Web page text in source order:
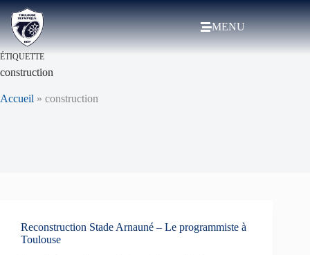
MENU
ÉTIQUETTE
construction
Accueil » construction
Reconstruction Stade Arnauné – Le programmiste à
Toulouse